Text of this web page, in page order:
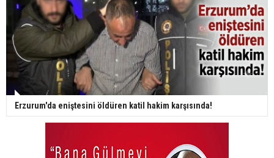
Erzurum'da eniştesini öldüren katil hakim karşısında!